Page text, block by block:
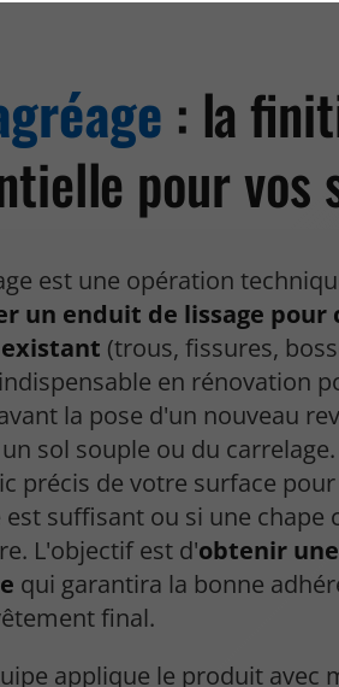
: la
pour vos
est une opération
un enduit de lissage pour
(trous, fissures,
en rénovation
la pose d'un nouveau
sol souple ou du
précis de votre surface
est suffisant ou si une chape
L'objectif est d'obtenir
qui garantira la bonne
final.
applique le produit avec